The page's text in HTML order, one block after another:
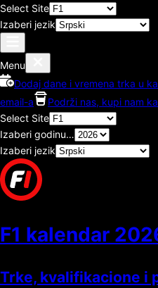
Select Site
Izaberi jezik
Menu
Dodaj dane i vremena trka u
email-a
Podrži nas, kupi nam
Select Site
Izaberi godinu…
Izaberi jezik
F1 kalendar
Trke, kvalifikacione i